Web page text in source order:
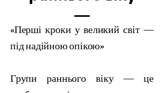
«Перші кроки у великий світ —
під надійною опікою»
Групи раннього віку — це